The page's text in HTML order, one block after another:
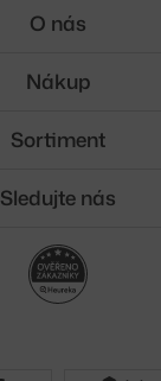
O nás
Nákup
Sortiment
Sledujte nás